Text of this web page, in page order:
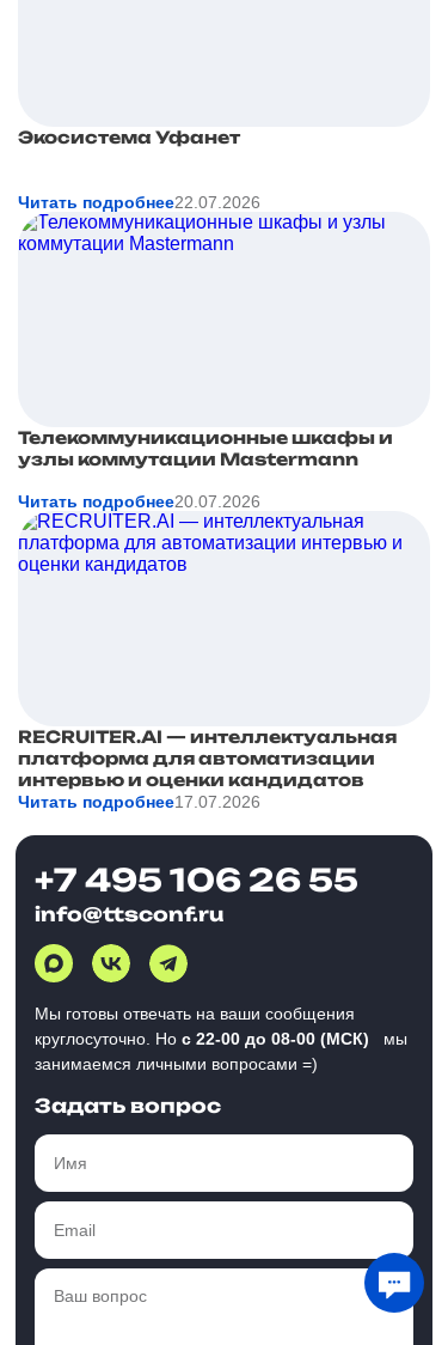
Экосистема Уфанет
Читать подробнее22.07.2026
Телекоммуникационные шкафы и
узлы коммутации Mastermann
Читать подробнее20.07.2026
RECRUITER.AI — интеллектуальная
платформа для автоматизации
интервью и оценки кандидатов
Читать подробнее17.07.2026
+7 495 106 26 55
info@ttsconf.ru
Мы готовы отвечать на ваши сообщения
круглосуточно. Но с 22-00 до 08-00 (МСК)
мы
занимаемся личными вопросами =)
Задать вопрос